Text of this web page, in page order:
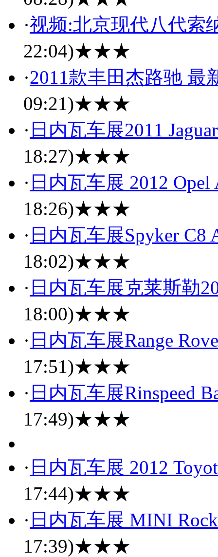
·视频:北京现代八代索
22:04)★★★
·2011款丰田杰路驰 最
09:21)★★★
· 日内瓦车展2011
18:27)★★★
· 日内瓦车展 2012
18:26)★★★
· 日内瓦车展Spyker C8
18:02)★★★
· 日内瓦车展克莱斯勒
18:00)★★★
· 日内瓦车展Range
17:51)★★★
· 日内瓦车展Rinspeed
17:49)★★★
· 日内瓦车展 2012
17:44)★★★
· 日内瓦车展 MINI
17:39)★★★